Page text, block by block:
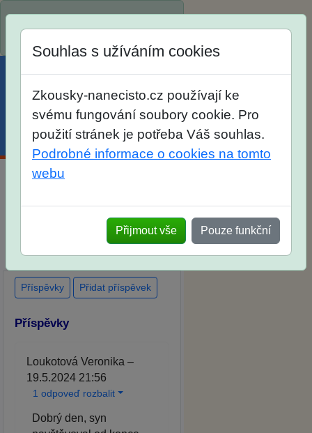
Menu Účet Košík
po skutečných přijímacích
zkouškách
Souhlas s užíváním cookies
Zkousky-nanecisto.cz používají ke
svému fungování soubory cookie. Pro
použití stránek je potřeba Váš souhlas.
Podrobné informace o cookies na tomto
webu
Přijmout vše Pouze funkční
Příspěvky Přidat příspěvek
Příspěvky
Loukotová Veronika –
19.5.2024 21:56
1 odpoveď rozbalit
Dobrý den, syn